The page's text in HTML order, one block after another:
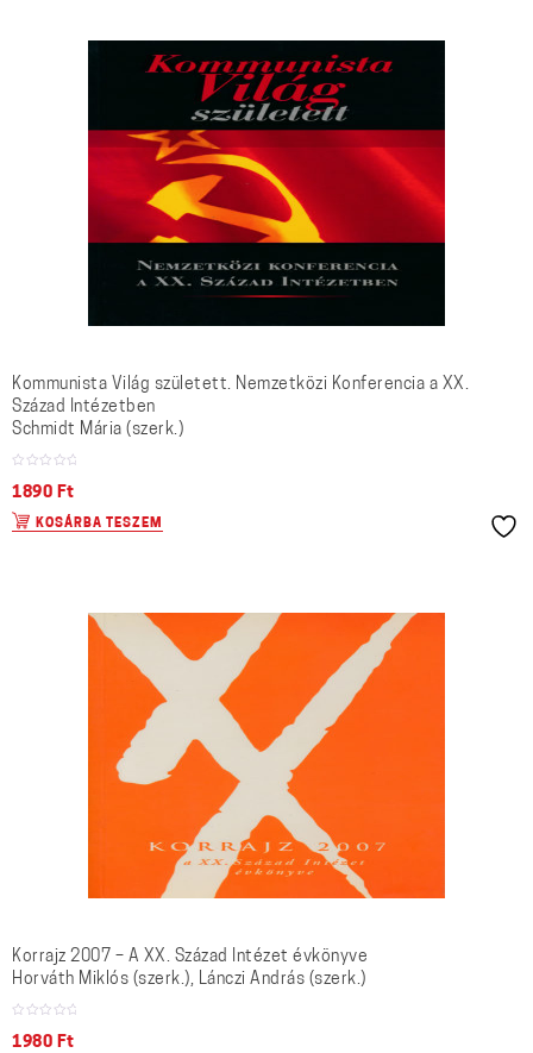
Kommunista Világ született. Nemzetközi Konferencia a XX.
Század Intézetben
Schmidt Mária (szerk.)
1890 Ft
KOSÁRBA TESZEM
Korrajz 2007 – A XX. Század Intézet évkönyve
Horváth Miklós (szerk.), Lánczi András (szerk.)
1980 Ft